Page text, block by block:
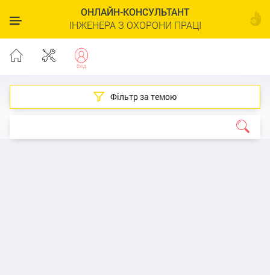
ОНЛАЙН-КОНСУЛЬТАНТ
ІНЖЕНЕРА З ОХОРОНИ ПРАЦІ
Фільтр за темою